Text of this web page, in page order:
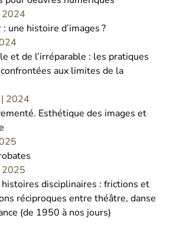
2024
une histoire d’images ?
et de l’irréparable : les pratiques
aux limites de la
| 2024
Esthétique des images et
2025
disciplinaires : frictions et
réciproques entre théâtre, danse
(de 1950 à nos jours)